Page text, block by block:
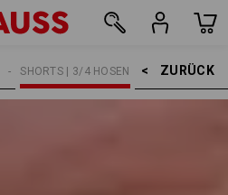
ZURÜCK    >
SHORTS | 3/4 HOSEN